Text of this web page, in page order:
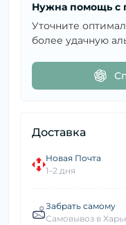
Нужна помощь с
Уточните
более удачную
Доставка
Новая Почта
1–2 дня
Забрать самому
Самовывоз в